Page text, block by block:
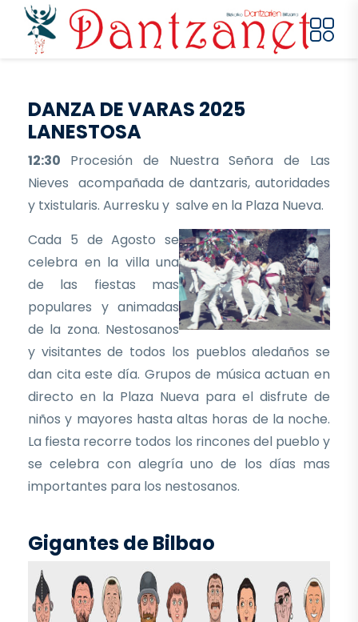
Pasar al contenido principal
DANZA DE VARAS 2025
LANESTOSA
12:30 Procesión de Nuestra Señora de Las
Nieves acompañada de dantzaris, autoridades
y txistularis. Aurresku y salve en la Plaza Nueva.
Cada 5 de Agosto se
celebra en la villa una
de las fiestas mas
populares y animadas
de la zona. Nestosanos
y visitantes de todos los pueblos aledaños se
dan cita este día. Grupos de música actuan en
directo en la Plaza Nueva para el disfrute de
niños y mayores hasta altas horas de la noche.
La fiesta recorre todos los rincones del pueblo y
se celebra con alegría uno de los días mas
importantes para los nestosanos.
Gigantes de Bilbao